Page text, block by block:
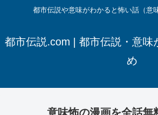
都市伝説や意味がわかると怖い話（意
都市伝説.com | 都市伝説・意味
め